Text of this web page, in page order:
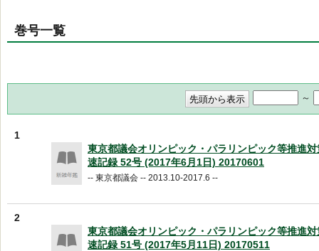
巻号一覧
～
1
東京都議会オリンピック・パラリンピック等推進
速記録 52号 (2017年6月1日) 20170601
-- 東京都議会 -- 2013.10-2017.6 --
2
東京都議会オリンピック・パラリンピック等推進
速記録 51号 (2017年5月11日) 20170511